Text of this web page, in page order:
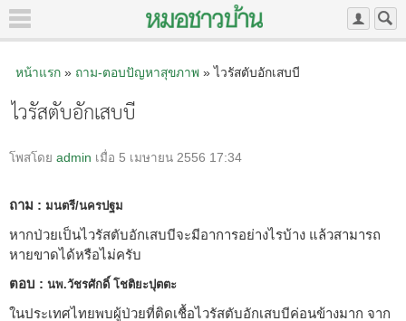
หน้าแรก» ถาม-ตอบปัญหาสุขภาพ» ไวรัสตับอักเสบบี
ไวรัสตับอักเสบบี
โพสโดย admin เมื่อ 5 เมษายน 2556 17:34
ถาม : มนตรี/นครปฐม
หากป่วยเป็นไวรัสตับอักเสบบีจะมีอาการอย่างไรบ้าง แล้วสามารถ
หายขาดได้หรือไม่ครับ
ตอบ : นพ.วัชรศักดิ์ โชติยะปุตตะ
ในประเทศไทยพบผู้ป่วยที่ติดเชื้อไวรัสตับอักเสบบีค่อนข้างมาก จาก